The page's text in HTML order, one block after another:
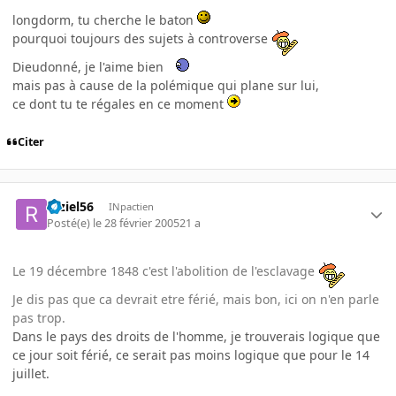
longdorm, tu cherche le baton
pourquoi toujours des sujets à controverse
Dieudonné, je l'aime bien
mais pas à cause de la polémique qui plane sur lui,
ce dont tu te régales en ce moment
Citer
raziel56 INpactien
Posté(e) le 28 février 200521 a
Le 19 décembre 1848 c'est l'abolition de l'esclavage
Je dis pas que ca devrait etre férié, mais bon, ici on n'en parle
pas trop.
Dans le pays des droits de l'homme, je trouverais logique que
ce jour soit férié, ce serait pas moins logique que pour le 14
juillet.